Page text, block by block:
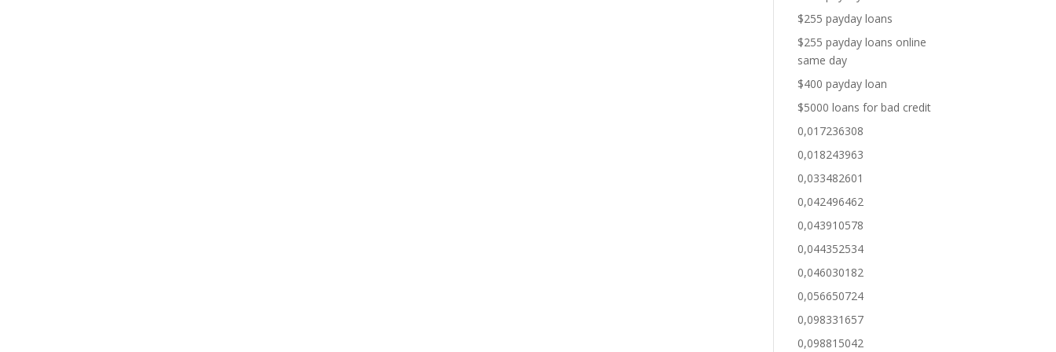
$255 payday loans
$255 payday loans online
same day
$400 payday loan
$5000 loans for bad credit
0,017236308
0,018243963
0,033482601
0,042496462
0,043910578
0,044352534
0,046030182
0,056650724
0,098331657
0,098815042